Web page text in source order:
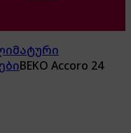
BEKO Accoro 24